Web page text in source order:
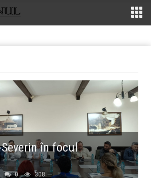
în focul
0 308